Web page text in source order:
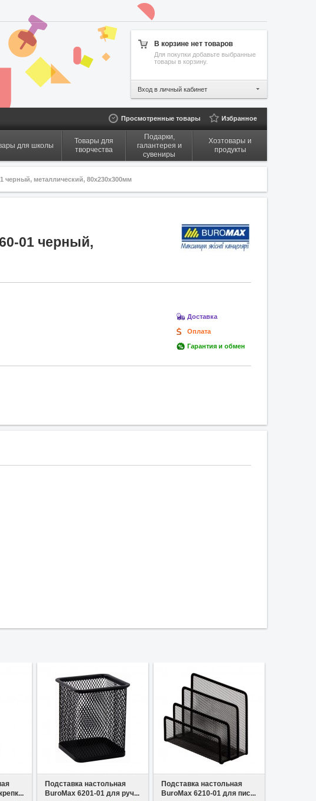
В корзине нет товаров
Для покупки добавьте выбранные
товары в корзину.
Вход в личный кабинет
Просмотренные товары Избранное
для школы
Товары для
творчества
Подарки,
галантерея и
сувениры
Хозтовары и
продукты
черный, металлический, 80x230x300мм
01 черный,
Доставка
Оплата
Гарантия и обмен
В избранное
Подставка настольная
BuroMax 6201-01 для руч...
В избранное
Подставка настольная
BuroMax 6210-01 для пис...